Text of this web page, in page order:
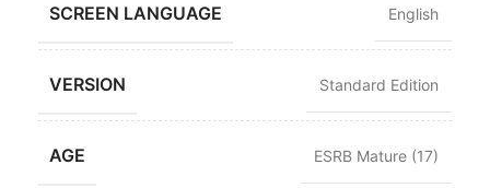
SCREEN LANGUAGE English
VERSION Standard Edition
AGE ESRB Mature (17)